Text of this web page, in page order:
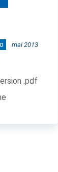
mai 2013
.pdf